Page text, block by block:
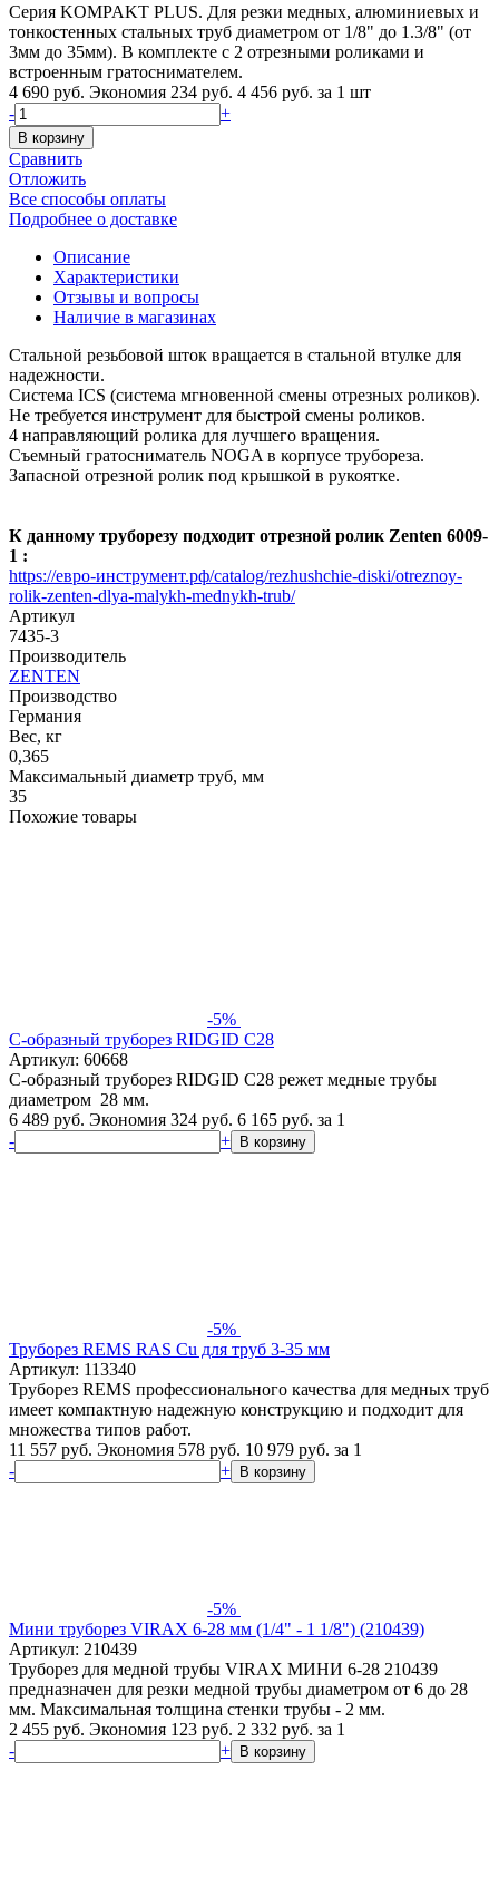
Серия KOMPAKT PLUS. Для резки медных, алюминиевых и
тонкостенных стальных труб диаметром от 1/8" до 1.3/8" (от
3мм до 35мм). В комплекте с 2 отрезными роликами и
встроенным гратоснимателем.
4 690 руб. Экономия 234 руб. 4 456 руб. за 1 шт
-
+
В корзину
Сравнить
Отложить
Все способы оплаты
Подробнее о доставке
Описание
Характеристики
Отзывы и вопросы
Наличие в магазинах
Стальной резьбовой шток вращается в стальной втулке для
надежности.
Система ICS (система мгновенной смены отрезных роликов).
Не требуется инструмент для быстрой смены роликов.
4 направляющий ролика для лучшего вращения.
Съемный гратосниматель NOGA в корпусе трубореза.
Запасной отрезной ролик под крышкой в рукоятке.
К данному труборезу подходит отрезной ролик Zenten 6009-
1 :
https://евро-инструмент.рф/catalog/rezhushchie-diski/otreznoy-
rolik-zenten-dlya-malykh-mednykh-trub/
Артикул
7435-3
Производитель
ZENTEN
Производство
Германия
Вес, кг
0,365
Максимальный диаметр труб, мм
35
Похожие товары
-5%
С-образный труборез RIDGID C28
Артикул: 60668
С-образный труборез RIDGID C28 режет медные трубы
диаметром 28 мм.
6 489 руб. Экономия 324 руб. 6 165 руб. за 1
-
+ В корзину
-5%
Труборез REMS RAS Cu для труб 3-35 мм
Артикул: 113340
Труборез REMS профессионального качества для медных труб
имеет компактную надежную конструкцию и подходит для
множества типов работ.
11 557 руб. Экономия 578 руб. 10 979 руб. за 1
-
+ В корзину
-5%
Мини труборез VIRAX 6-28 мм (1/4" - 1 1/8") (210439)
Артикул: 210439
Труборез для медной трубы VIRAX МИНИ 6-28 210439
предназначен для резки медной трубы диаметром от 6 до 28
мм. Максимальная толщина стенки трубы - 2 мм.
2 455 руб. Экономия 123 руб. 2 332 руб. за 1
-
+ В корзину